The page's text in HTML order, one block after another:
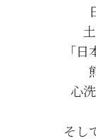
「
心
そし